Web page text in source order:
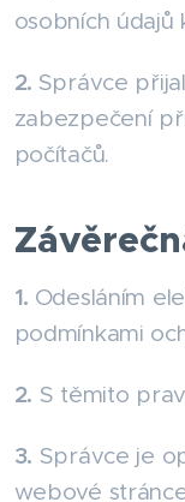
osobních údajů
2. Správce
zabezpečení
počítačů.
1. Odesláním
podmínkami
2. S těmito
3. Správce je
webové